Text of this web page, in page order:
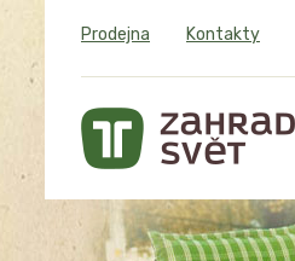
Prodejna Kontakty